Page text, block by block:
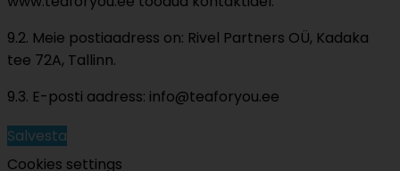
9.2. Meie postiaadress on: Rivel Partners OÜ, Kadaka
tee 72A, Tallinn.
9.3. E-posti aadress: info@teaforyou.ee
Salvesta
Cookies settings